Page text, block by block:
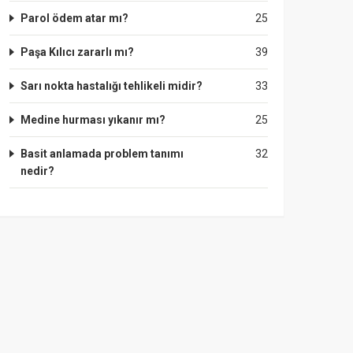
25
Parol ödem atar mı?
39
Paşa Kılıcı zararlı mı?
33
Sarı nokta hastalığı tehlikeli midir?
25
Medine hurması yıkanır mı?
32
Basit anlamada problem tanımı
nedir?